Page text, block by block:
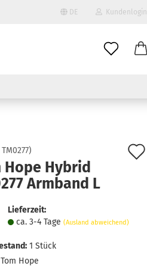
DE Kundenlogin
TM0277)
Hope Hybrid
Armband L
Lieferzeit:
ca. 3-4 Tage (Ausland abweichend)
1 Stück
Tom Hope